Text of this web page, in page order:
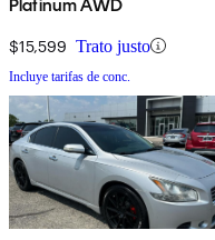
Platinum AWD
$15,599 Trato justo
Incluye tarifas de conc.